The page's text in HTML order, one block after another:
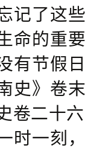
记了这
命的重
有节假
南史》卷
卷二十
时一刻